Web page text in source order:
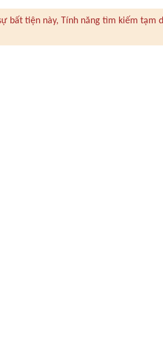
bất tiện này, Tính năng tìm kiếm